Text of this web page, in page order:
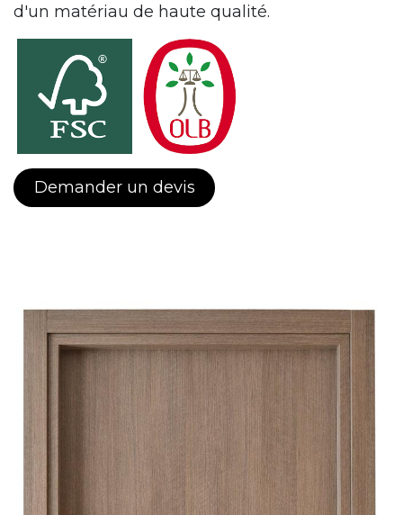
d'un matériau de haute qualité.
Demander un devis